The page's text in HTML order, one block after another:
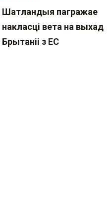
Шатландыя пагражае
накласці вета на выхад
Брытаніі з ЕС